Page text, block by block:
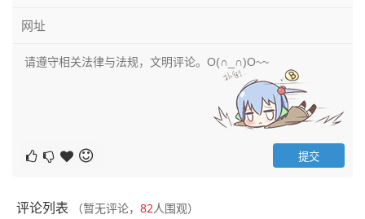
评论列表 （暂无评论， 82人围观）